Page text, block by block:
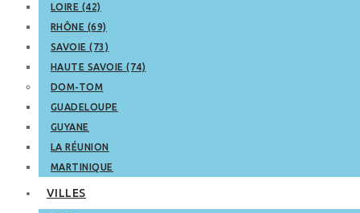
LOIRE (42)
RHÔNE (69)
SAVOIE (73)
HAUTE SAVOIE (74)
DOM-TOM
GUADELOUPE
GUYANE
LA RÉUNION
MARTINIQUE
VILLES